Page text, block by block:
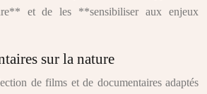
et de les **sensibiliser aux enjeux
sur la nature
de films et de documentaires adaptés